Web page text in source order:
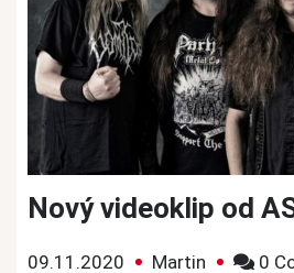
Nový videoklip od
09.11.2020 Martin 0